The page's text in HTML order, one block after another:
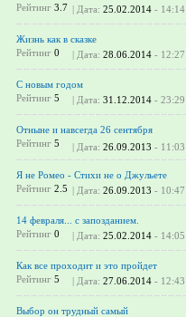
Рейтинг 3.7 | Дата: 25.02.2014 - 14:14
Жизнь как в сказке
Рейтинг 0 | Дата: 28.06.2014 - 12:27
С новым годом
Рейтинг 5 | Дата: 31.12.2014 - 23:29
Отныне и навсегда 26 сентября
Рейтинг 5 | Дата: 26.09.2013 - 11:03
Я не Ромео - Стихи не о Джульете
Рейтинг 2.5 | Дата: 26.09.2013 - 10:47
14 февраля... с запозданием.
Рейтинг 0 | Дата: 25.02.2014 - 14:05
Как все проходит и это пройдет
Рейтинг 5 | Дата: 27.06.2014 - 12:43
Выбор он трудный самый